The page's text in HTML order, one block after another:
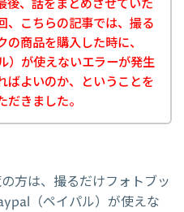
後、話をまとめさせていた
、こちらの記事では、撮る
の商品を購入した時に、
）が使えないエラーが発生
ばよいのか、ということを
きました。
方は、撮るだけフォトブッ
（ペイパル）が使えな